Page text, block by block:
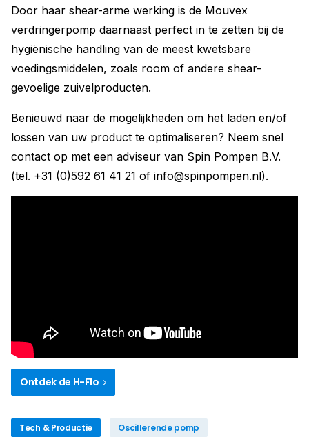
Door haar shear-arme werking is de Mouvex
verdringerpomp daarnaast perfect in te zetten bij de
hygiënische handling van de meest kwetsbare
voedingsmiddelen, zoals room of andere shear-
gevoelige zuivelproducten.
Benieuwd naar de mogelijkheden om het laden en/of
lossen van uw product te optimaliseren? Neem snel
contact op met een adviseur van Spin Pompen B.V.
(tel. +31 (0)592 61 41 21 of info@spinpompen.nl).
Ontdek de H-Flo
Tech & Productie Oscillerende pomp